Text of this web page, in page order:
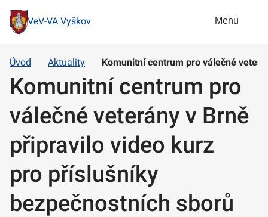
VeV-VA Vyškov Menu
Úvod Aktuality Komunitní centrum pro válečné
Komunitní centrum pro
válečné veterány v Brně
připravilo video kurz
pro příslušníky
bezpečnostních sborů